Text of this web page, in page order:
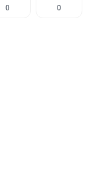
0 0